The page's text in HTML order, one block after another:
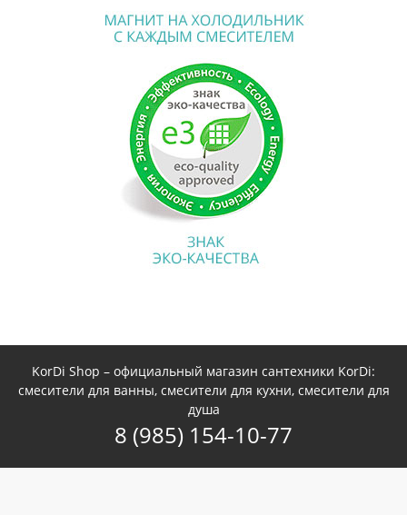
KorDi Shop – официальный магазин сантехники KorDi:
смесители для ванны, смесители для кухни, смесители для
душа
8 (985) 154-10-77